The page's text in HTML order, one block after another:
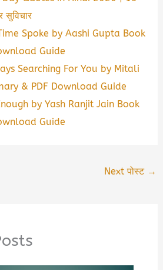
सुविचार
Spoke by Aashi Gupta Book
Guide
Searching For You by Mitali
& PDF Download Guide
by Yash Ranjit Jain Book
Guide
Next पोस्ट →